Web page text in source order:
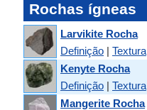
Rochas ígneas
Larvikite Rocha
Definição | Textura
Kenyte Rocha
Definição | Textura
Mangerite Rocha